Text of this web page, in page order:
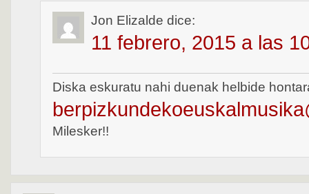
Jon Elizalde dice:
11 febrero, 2015 a las
Diska eskuratu nahi duenak helbide
Milesker!!